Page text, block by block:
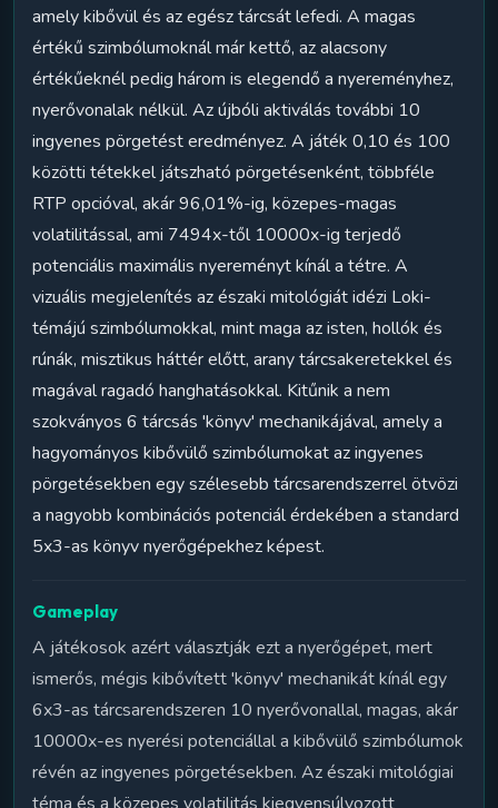
amely kibővül és az egész tárcsát lefedi. A magas
értékű szimbólumoknál már kettő, az alacsony
értékűeknél pedig három is elegendő a nyereményhez,
nyerővonalak nélkül. Az újbóli aktiválás további 10
ingyenes pörgetést eredményez. A játék 0,10 és 100
közötti tétekkel játszható pörgetésenként, többféle
RTP opcióval, akár 96,01%-ig, közepes-magas
volatilitással, ami 7494x-től 10000x-ig terjedő
potenciális maximális nyereményt kínál a tétre. A
vizuális megjelenítés az északi mitológiát idézi Loki-
témájú szimbólumokkal, mint maga az isten, hollók és
rúnák, misztikus háttér előtt, arany tárcsakeretekkel és
magával ragadó hanghatásokkal. Kitűnik a nem
szokványos 6 tárcsás 'könyv' mechanikájával, amely a
hagyományos kibővülő szimbólumokat az ingyenes
pörgetésekben egy szélesebb tárcsarendszerrel ötvözi
a nagyobb kombinációs potenciál érdekében a standard
5x3-as könyv nyerőgépekhez képest.
Gameplay
A játékosok azért választják ezt a nyerőgépet, mert
ismerős, mégis kibővített 'könyv' mechanikát kínál egy
6x3-as tárcsarendszeren 10 nyerővonallal, magas, akár
10000x-es nyerési potenciállal a kibővülő szimbólumok
révén az ingyenes pörgetésekben. Az északi mitológiai